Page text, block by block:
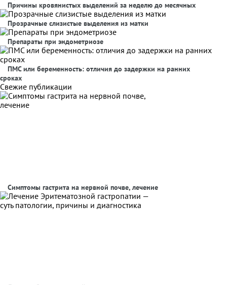
Причины кровянистых выделений за неделю до месячных
Прозрачные слизистые выделения из матки
Препараты при эндометриозе
ПМС или беременность: отличия до задержки на ранних
сроках
Свежие публикации
Симптомы гастрита на нервной почве, лечение